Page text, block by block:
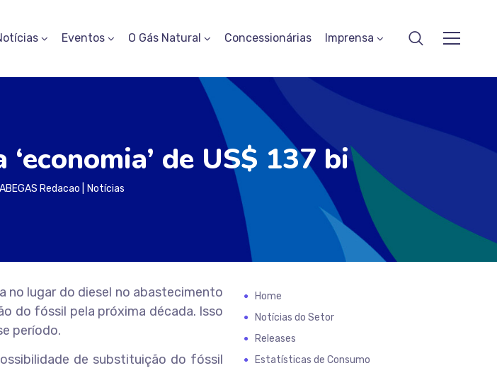
Eventos O Gás Natural Concessionárias Imprensa
de US$ 137 bi
ABEGAS Redacao Notícias
no lugar do diesel no abastecimento
do fóssil pela próxima década. Isso
período.
de substituição do fóssil
Home
Notícias do Setor
Releases
Estatísticas de Consumo